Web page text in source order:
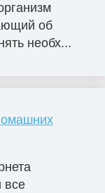
об
необх...
все